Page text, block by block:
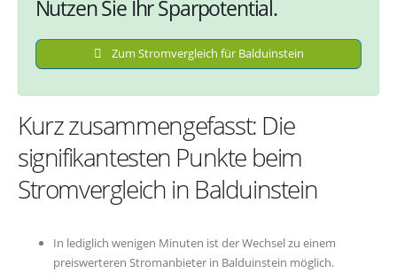
Nutzen Sie Ihr Sparpotential.
Zum Stromvergleich für Balduinstein
Kurz zusammengefasst: Die
signifikantesten Punkte beim
Stromvergleich in Balduinstein
In lediglich wenigen Minuten ist der Wechsel zu einem
preiswerteren Stromanbieter in Balduinstein möglich.